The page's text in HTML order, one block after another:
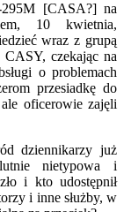
295M [CASA?] na
10 kwietnia,
wraz z grupą
CASY, czekając na
o problemach
przesiadkę do
oficerowie zajęli
dziennikarzy już
nietypowa i
i kto udostępnił
i inne służby, w